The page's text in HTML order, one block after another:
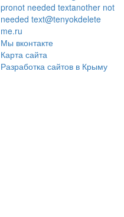
pronot needed textanother not
needed text@tenyokdelete
me.ru
Мы вконтакте
Карта сайта
Разработка сайтов в Крыму